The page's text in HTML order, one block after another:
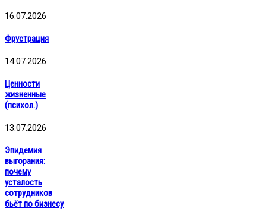
16.07.2026
Фрустрация
14.07.2026
Ценности
жизненные
(психол.)
13.07.2026
Эпидемия
выгорания:
почему
усталость
сотрудников
бьёт по бизнесу